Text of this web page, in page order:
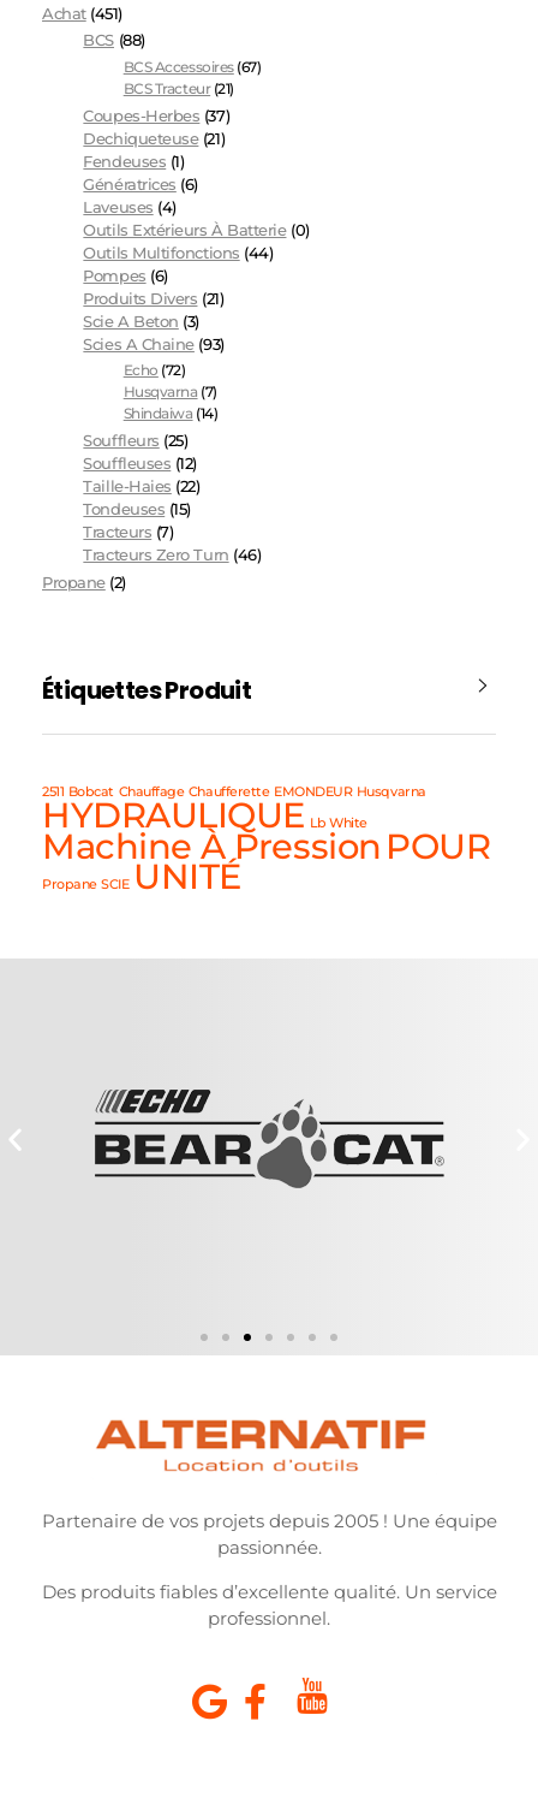
Achat (451)
BCS (88)
BCS Accessoires (67)
BCS Tracteur (21)
Coupes-Herbes (37)
Dechiqueteuse (21)
Fendeuses (1)
Génératrices (6)
Laveuses (4)
Outils Extérieurs À Batterie (0)
Outils Multifonctions (44)
Pompes (6)
Produits Divers (21)
Scie A Beton (3)
Scies A Chaine (93)
Echo (72)
Husqvarna (7)
Shindaiwa (14)
Souffleurs (25)
Souffleuses (12)
Taille-Haies (22)
Tondeuses (15)
Tracteurs (7)
Tracteurs Zero Turn (46)
Propane (2)
Étiquettes Produit
2511 Bobcat Chauffage Chaufferette EMONDEUR Husqvarna
HYDRAULIQUE Lb White
Machine À Pression POUR
Propane SCIE UNITÉ
Partenaire de vos projets depuis 2005 ! Une équipe
passionnée.
Des produits fiables d’excellente qualité. Un service
professionnel.